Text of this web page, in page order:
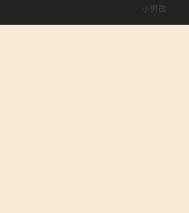
小男孩